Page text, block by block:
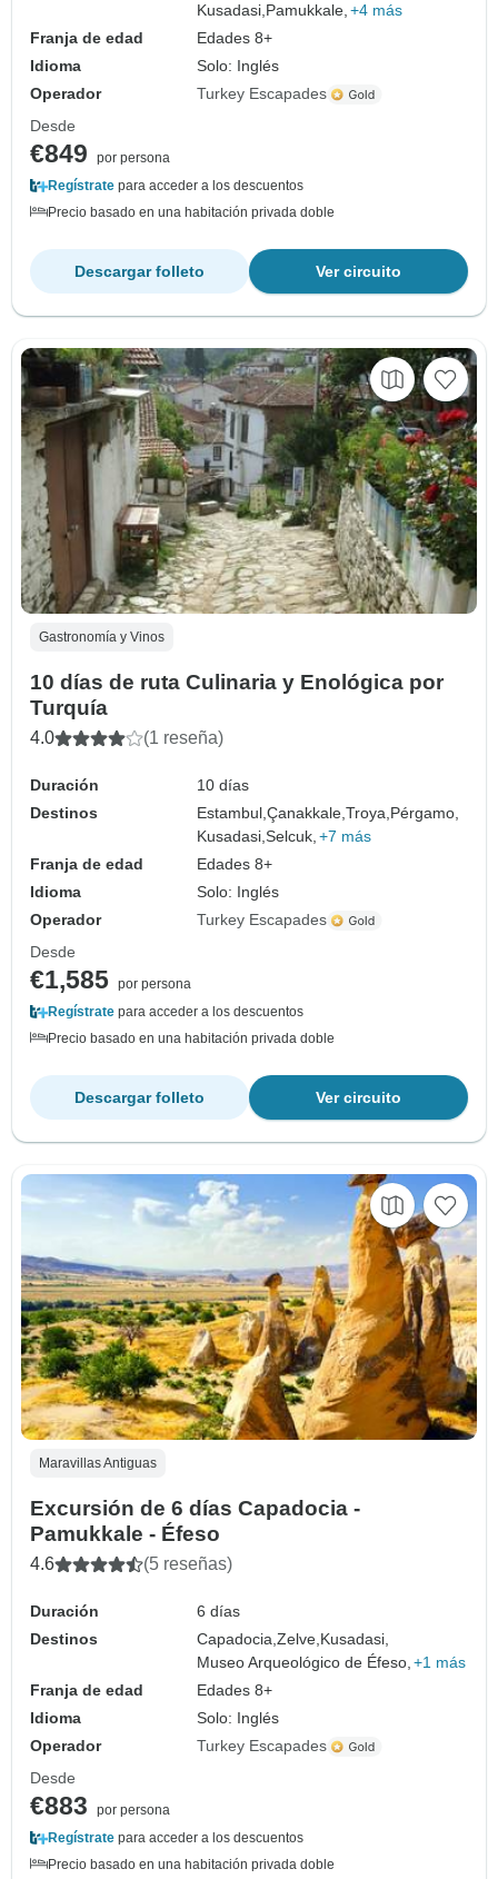
Kusadasi, Pamukkale, +4 más
Franja de edad
Edades 8+
Idioma
Solo: Inglés
Operador
Turkey Escapades
Desde
€849
por persona
Regístrate para acceder a los descuentos
Precio basado en una habitación privada doble
Ver circuito
Descargar folleto
Gastronomía y Vinos
10 días de ruta Culinaria y Enológica por
Turquía
4.0 (1 reseña)
Duración
10 días
Destinos
Estambul,Çanakkale,Troya,Pérgamo,
Kusadasi,Selcuk, +7 más
Franja de edad
Edades 8+
Idioma
Solo: Inglés
Operador
Turkey Escapades
Desde
€1,585 por persona
Regístrate para acceder a los descuentos
Precio basado en una habitación privada doble
Ver circuito
Descargar folleto
Maravillas Antiguas
Excursión de 6 días Capadocia -
Pamukkale - Éfeso
4.6 (5 reseñas)
Duración
6 días
Destinos
Capadocia,Zelve,Kusadasi,
Museo Arqueológico de Éfeso, +1 más
Franja de edad
Edades 8+
Idioma
Solo: Inglés
Operador
Turkey Escapades
Desde
€883
por persona
Regístrate para acceder a los descuentos
Precio basado en una habitación privada doble